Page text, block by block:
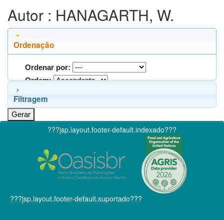
Autor : HANAGARTH, W.
Ordenação
Ordenar por:
Ordem:
Filtragem
???jsp.layout.footer-default.indexado???
???jsp.layout.footer-default.suportado???